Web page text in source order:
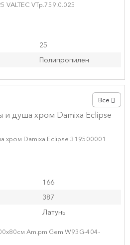
VALTEC VTp.759.0.025
25
Полипропилен
Все
хром Damixa Eclipse 319500001
166
387
Латунь
Am.pm Gem W93G-404-